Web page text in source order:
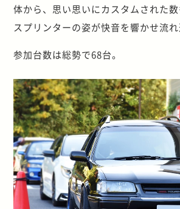
体から、思い思いにカスタムされた
スプリンターの姿が快音を響かせ流れ
参加台数は総勢で68台。